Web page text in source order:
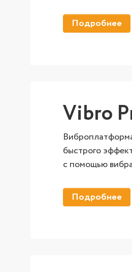
Подробнее
Vibro
быстрого
с помощью
Подробнее